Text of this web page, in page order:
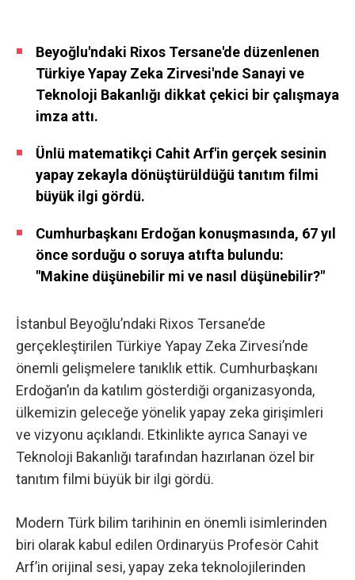
Beyoğlu'ndaki Rixos Tersane'de düzenlenen
Türkiye Yapay Zeka Zirvesi'nde Sanayi ve
Teknoloji Bakanlığı dikkat çekici bir çalışmaya
imza attı.
Ünlü matematikçi Cahit Arf'in gerçek sesinin
yapay zekayla dönüştürüldüğü tanıtım filmi
büyük ilgi gördü.
Cumhurbaşkanı Erdoğan konuşmasında, 67 yıl
önce sorduğu o soruya atıfta bulundu:
"Makine düşünebilir mi ve nasıl düşünebilir?"
İstanbul Beyoğlu’ndaki Rixos Tersane’de
gerçekleştirilen Türkiye Yapay Zeka Zirvesi’nde
önemli gelişmelere tanıklık ettik. Cumhurbaşkanı
Erdoğan’ın da katılım gösterdiği organizasyonda,
ülkemizin geleceğe yönelik yapay zeka girişimleri
ve vizyonu açıklandı. Etkinlikte ayrıca Sanayi ve
Teknoloji Bakanlığı tarafından hazırlanan özel bir
tanıtım filmi büyük bir ilgi gördü.
Modern Türk bilim tarihinin en önemli isimlerinden
biri olarak kabul edilen Ordinaryüs Profesör Cahit
Arf’in orijinal sesi, yapay zeka teknolojilerinden